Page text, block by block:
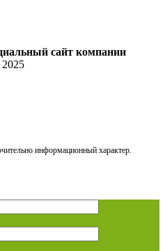
сайт компании
2025
информационный характер.